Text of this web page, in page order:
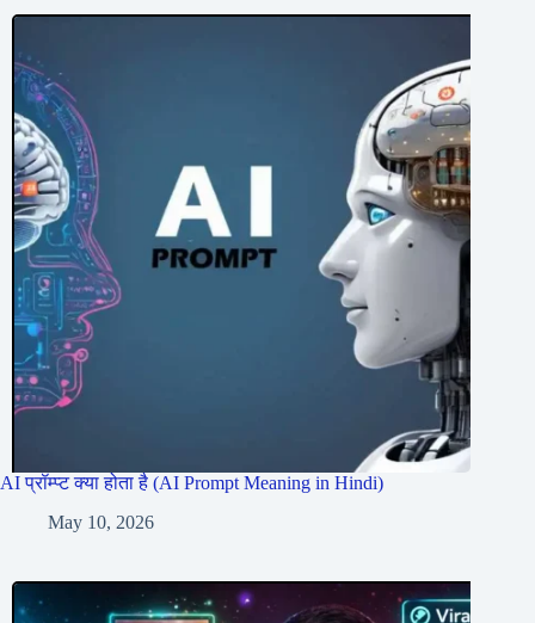
AI प्रॉम्प्ट क्या होता है (AI Prompt Meaning in Hindi)
May 10, 2026